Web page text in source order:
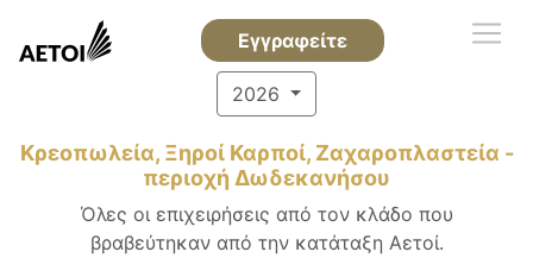
Εγγραφείτε
2026
Κρεοπωλεία, Ξηροί Καρποί, Ζαχαροπλαστεία -
περιοχή Δωδεκανήσου
Όλες οι επιχειρήσεις από τον κλάδο που
βραβεύτηκαν από την κατάταξη Αετοί.